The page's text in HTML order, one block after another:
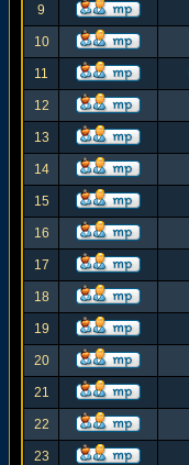
9
10
11
12
13
14
15
16
17
18
19
20
21
22
23